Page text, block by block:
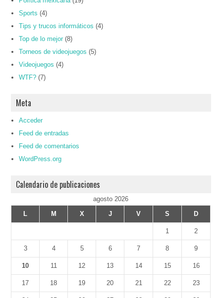
Sports (4)
Tips y trucos informáticos (4)
Top de lo mejor (8)
Torneos de videojuegos (5)
Videojuegos (4)
WTF? (7)
Meta
Acceder
Feed de entradas
Feed de comentarios
WordPress.org
Calendario de publicaciones
agosto 2026
L
M X J V S D
1 2
3 4 5 6 7 8 9
10 11 12 13 14 15 16
17 18 19 20 21 22 23